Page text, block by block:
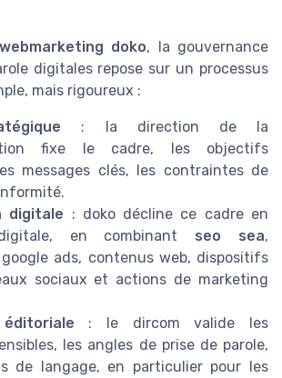
doko, la gouvernance
digitales repose sur un processus
mais rigoureux :
: la direction de la
fixe le cadre, les objectifs
messages clés, les contraintes de
digitale : doko décline ce cadre en
en combinant seo sea,
google ads, contenus web, dispositifs
sociaux et actions de marketing
: le dircom valide les
les angles de prise de parole,
de langage, en particulier pour les